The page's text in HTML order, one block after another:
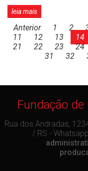
leia mais
Anterior 1 2
11
12 13 14
21
22 23 24
31
32
Fundação de
Rua dos Andradas,
/ RS -